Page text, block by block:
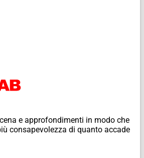
e approfondimenti in modo che
consapevolezza di quanto accade